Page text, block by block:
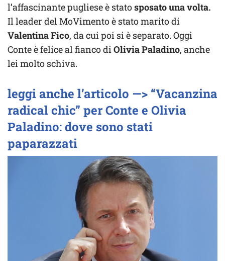
l’affascinante pugliese è statosposato una volta.
Il leader del MoVimento è stato marito di
Valentina Fico, da cui poi si è separato. Oggi
Conte è felice al fianco diOlivia Paladino, anche
lei molto schiva.
leggi anche l’articolo —> “Vacanzina
radical chic” per Conte e Olivia
Paladino: dove sono stati
paparazzati